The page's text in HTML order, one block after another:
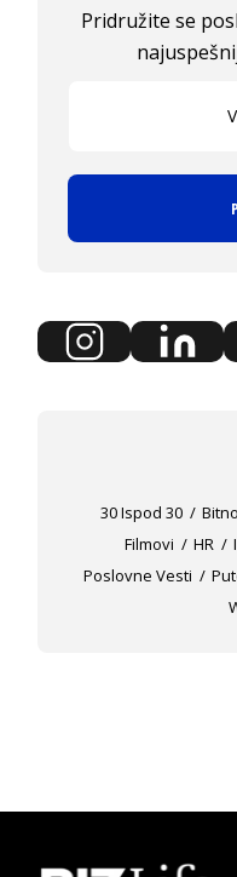
Pridružite se
30 Ispod 30 Bitno
Filmovi
HR
Poslovne Vesti